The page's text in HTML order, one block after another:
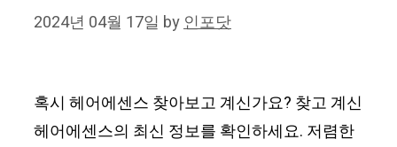
2024년 04월 17일 by인포닷
혹시 헤어에센스 찾아보고 계신가요? 찾고 계신
헤어에센스의 최신 정보를 확인하세요. 저렴한